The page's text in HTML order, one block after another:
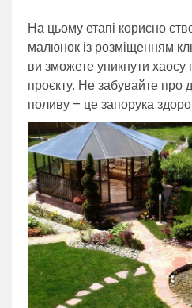
На цьому етапі корисно
малюнок із розміщенням
ви зможете уникнути хаосу
проєкту. Не забувайте про
поливу – це запорука